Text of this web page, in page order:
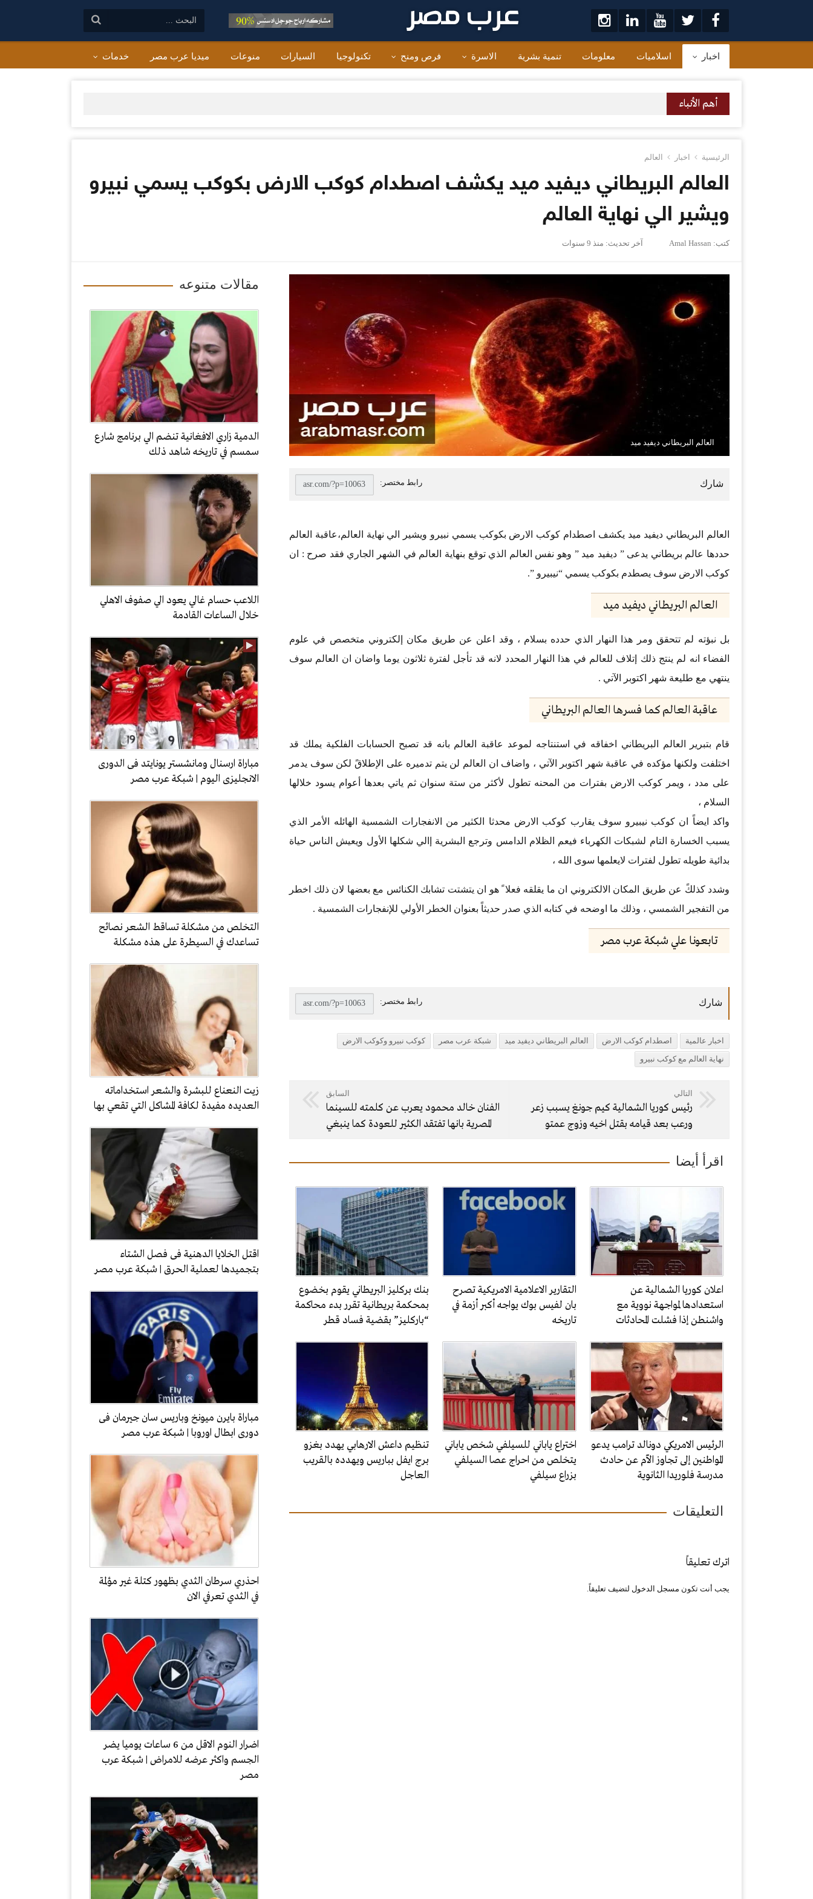
اخبار اسلاميات معلومات تنمية بشرية الاسرة فرص ومنح تكنولوجيا السيارات منوعات ميديا عرب مصر خدمات
أهم الأنباء
الرئيسية اخبار العالم
العالم البريطاني ديفيد ميد يكشف اصطدام كوكب الارض بكوكب يسمي نبيرو
ويشير الي نهاية العالم
كتب: Amal Hassan آخر تحديث: منذ 9 سنوات
مقالات متنوعه
الدمية زاري الافغانية تنضم الي برنامج شارع
سمسم في تاريخه شاهد ذلك
اللاعب حسام غالي يعود الي صفوف الاهلي
خلال الساعات القادمة
مباراة ارسنال ومانشستر يونايتد فى الدورى
الانجليزى اليوم | شبكة عرب مصر
التخلص من مشكلة تساقط الشعر نصائح
تساعدك في السيطرة على هذه مشكلة
زيت النعناع للبشرة والشعر استخداماته
العديده مفيدة لكافة المشاكل التي تقعي بها
اقتل الخلايا الدهنية فى فصل الشتاء
بتجميدها لعملية الحرق | شبكة عرب مصر
مباراة بايرن ميونخ وباريس سان جيرمان فى
دورى ابطال اوروبا | شبكة عرب مصر
احذري سرطان الثدي بظهور كتلة غير مؤلمة
في الثدي تعرفي الان
اضرار النوم الاقل من 6 ساعات يوميا يضر
الجسم واكثر عرضه للامراض | شبكة عرب
مصر
العالم البريطاني ديفيد ميد
العالم البريطاني ديفيد ميد يكشف اصطدام كوكب الارض بكوكب يسمي نبيرو ويشير الي نهاية العالم،عاقبة العالم
حددها عالم بريطاني يدعى ” ديفيد ميد ” وهو نفس العالم الذي توقع بنهاية العالم في الشهر الجاري فقد صرح : ان
كوكب الارض سوف يصطدم بكوكب يسمي “نيبيرو ”.
العالم البريطاني ديفيد ميد
بل نبؤته لم تتحقق ومر هذا النهار الذي حدده بسلام ، وقد اعلن عن طريق مكان إلكتروني متخصص في علوم
الفضاء انه لم ينتج ذلك إتلاف للعالم في هذا النهار المحدد لانه قد تأجل لفترة ثلاثون يوما واضان ان العالم سوف
ينتهي مع طليعة شهر اكتوبر الآتي .
عاقبة العالم كما فسرها العالم البريطاني
قام بتبرير العالم البريطاني اخفاقه في استنتاجه لموعد عاقبة العالم بانه قد تصبح الحسابات الفلكية يملك قد
اختلفت ولكنها مؤكده في عاقبة شهر اكتوبر الآتي ، واضاف ان العالم لن يتم تدميره على الإطلاقً لكن سوف يدمر
على مدد ، ويمر كوكب الارض بفترات من المحنه تطول لأكثر من ستة سنوان ثم ياتي بعدها أعوام يسود خلالها
السلام ،
واكد ايضاً ان كوكب نيبيرو سوف يقارب كوكب الارض محدثا الكثير من الانفجارات الشمسية الهائله الأمر الذي
يسبب الخسارة التام لشبكات الكهرباء فيعم الظلام الدامس وترجع البشرية إالي شكلها الأول ويعيش الناس حياة
بدائية طويله تطول لفترات لايعلمها سوى الله ،
وشدد كذلكً عن طريق المكان الالكتروني ان ما يقلقه فعلا ً هو ان يتشتت تشابك الكنائس مع بعضها لان ذلك اخطر
من التفجير الشمسي ، وذلك ما اوضحه في كتابه الذي صدر حديثاً بعنوان الخطر الأولي للإنفجارات الشمسية .
تابعونا علي شبكة عرب مصر
اخبار عالمية اصطدام كوكب الارض العالم البريطاني ديفيد ميد شبكة عرب مصر
كوكب نبيرو وكوكب الارض
نهاية العالم مع كوكب نبيرو
التالي
رئيس كوريا الشمالية كيم جونغ يسبب زعر
ورعب بعد قيامه بقتل اخيه وزوج عمتو
السابق
الفنان خالد محمود يعرب عن كلمته للسينما
المصرية بانها تفتقد الكثير للعودة كما ينبغي
اقرأ أيضا
اعلان كوريا الشمالية عن
استعدادها لمواجهة نووية مع
واشنطن إذا فشلت المحادثات
التقارير الاعلامية الامريكية تصرح
بان لفيس بوك يواجه أكبر أزمة في
تاريخه
بنك بركليز البريطاني يقوم بخضوع
بمحكمة بريطانية تقرر بدء محاكمة
“باركليز” بقضية فساد قطر
الرئيس الامريكي دونالد ترامب يدعو
المواطنين إلى تجاوز الآم عن حادث
مدرسة فلوريدا الثانوية
اختراع ياباني للسيلفي شخص ياباني
يتخلص من احراج عصا السيلفي
بزراع سيلفي
تنظيم داعش الارهابي يهدد بغزو
برج ايفل بباريس ويهدده بالقريب
العاجل
التعليقات
اترك تعليقاً
يجب أنت تكون مسجل الدخول لتضيف تعليقاً.